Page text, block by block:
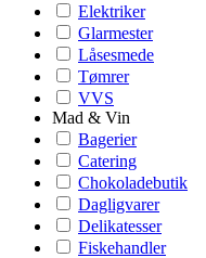
Elektriker
Glarmester
Låsesmede
Tømrer
VVS
Mad & Vin
Bagerier
Catering
Chokoladebutik
Dagligvarer
Delikatesser
Fiskehandler